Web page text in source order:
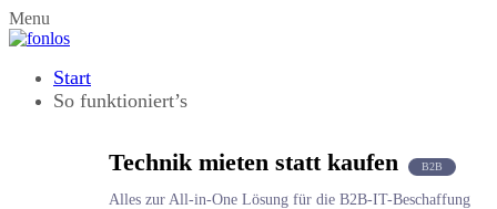
Menu
Start
So funktioniert’s
Technik mieten statt kaufen B2B
Alles zur All-in-One Lösung für die B2B-IT-Beschaffung